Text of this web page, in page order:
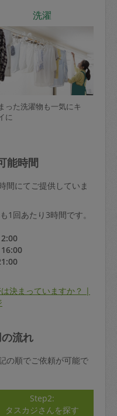
洗濯
った洗濯物も一気にキ
に
能時間
間にてご提供していま
1回あたり3時間です。
決まっていますか？ |
流れ
の順でご依頼が可能で
Step2:
タスカジさんを探す